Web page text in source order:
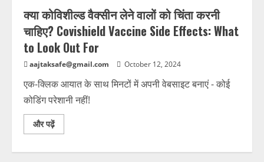
क्या कोविशील्ड वैक्सीन लेने वालों को चिंता करनी
चाहिए? Covishield Vaccine Side Effects: What
to Look Out For
aajtaksafe@gmail.com October 12, 2024
एक-क्लिक आयात के साथ मिनटों में अपनी वेबसाइट बनाएं - कोई
कोडिंग परेशानी नहीं!
और पढ़ें